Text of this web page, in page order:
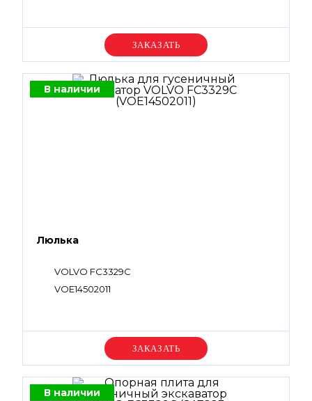
Уточняйте цену
В наличии
Люлька
VOLVO FC3329C
VOE14502011
Уточняйте цену
В наличии